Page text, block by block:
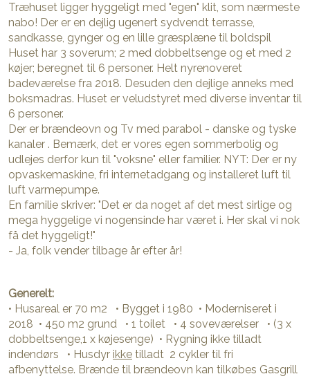
Træhuset ligger hyggeligt med "egen" klit, som nærmeste
nabo! Der er en dejlig ugenert sydvendt terrasse,
sandkasse, gynger og en lille græsplæne til boldspil
Huset har 3 soverum; 2 med dobbeltsenge og et med 2
køjer; beregnet til 6 personer. Helt nyrenoveret
badeværelse fra 2018. Desuden den dejlige anneks med
boksmadras. Huset er veludstyret med diverse inventar til
6 personer.
Der er brændeovn og Tv med parabol - danske og tyske
kanaler . Bemærk, det er vores egen sommerbolig og
udlejes derfor kun til "voksne" eller familier. NYT: Der er ny
opvaskemaskine, fri internetadgang og installeret luft til
luft varmepumpe.
En familie skriver: "Det er da noget af det mest sirlige og
mega hyggelige vi nogensinde har været i. Her skal vi nok
få det hyggeligt!"
- Ja, folk vender tilbage år efter år!
Generelt:
• Husareal er 70 m2 • Bygget i 1980 • Moderniseret i
2018 • 450 m2 grund • 1 toilet • 4 soveværelser • (3 x
dobbeltsenge,1 x køjesenge) • Rygning ikke tilladt
indendørs • Husdyr ikke tilladt 2 cykler til fri
afbenyttelse. Brænde til brændeovn kan tilkøbes Gasgrill